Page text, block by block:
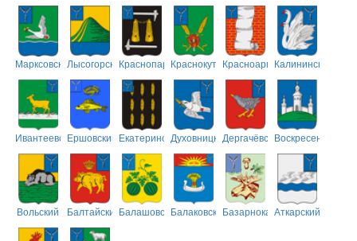
МарксовскийЛысогорскийКраснопартизанский
КраснокутскийКрасноармейский
Калининский
ИвантеевскийЕршовский ЕкатериновскийДуховницкийДергачёвскийВоскресенский
Вольский БалтайскийБалашовскийБалаковскийБазарнокарабулакский
Аткарский